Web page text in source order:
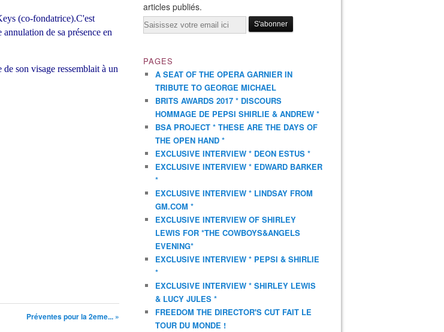
(co-fondatrice).C'est
de sa présence en
son visage ressemblait à un
Préventes pour la 2eme... »
articles publiés.
Email
PAGES
A SEAT OF THE OPERA GARNIER IN
TRIBUTE TO GEORGE MICHAEL
BRITS AWARDS 2017 * DISCOURS
HOMMAGE DE PEPSI SHIRLIE & ANDREW *
BSA PROJECT * THESE ARE THE DAYS OF
THE OPEN HAND *
EXCLUSIVE INTERVIEW * DEON ESTUS *
EXCLUSIVE INTERVIEW * EDWARD BARKER
*
EXCLUSIVE INTERVIEW * LINDSAY FROM
GM.COM *
EXCLUSIVE INTERVIEW OF SHIRLEY
LEWIS FOR *THE COWBOYS&ANGELS
EVENING*
EXCLUSIVE INTERVIEW * PEPSI & SHIRLIE
*
EXCLUSIVE INTERVIEW * SHIRLEY LEWIS
& LUCY JULES *
FREEDOM THE DIRECTOR'S CUT FAIT LE
TOUR DU MONDE !